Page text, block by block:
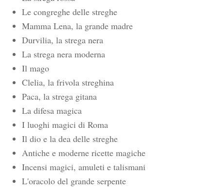
Le congreghe delle streghe
Mamma Lena, la grande madre
Durvilia, la strega nera
La strega nera moderna
Il mago
Clelia, la frivola streghina
Paca, la strega gitana
La difesa magica
I luoghi magici di Roma
Il dio e la dea delle streghe
Antiche e moderne ricette magiche
Incensi magici, amuleti e talismani
L'oracolo del grande serpente